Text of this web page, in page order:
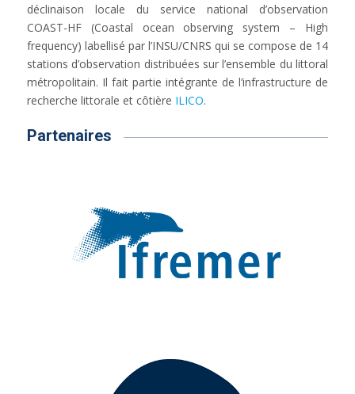
déclinaison locale du service national d’observation
COAST-HF (Coastal ocean observing system – High
frequency) labellisé par l’INSU/CNRS qui se compose de 14
stations d’observation distribuées sur l’ensemble du littoral
métropolitain. Il fait partie intégrante de l’infrastructure de
recherche littorale et côtière ILICO.
Partenaires